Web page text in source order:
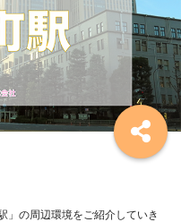
」の周辺環境をご紹介していき